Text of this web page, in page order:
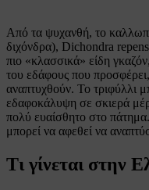
Από τα ψυχανθή, το
διχόνδρα), Dichondra
πιο «κλασσικά» είδη
του εδάφους που
αναπτυχθούν. Το τριφύλλι
εδαφοκάλυψη σε σκιερά
πολύ ευαίσθητο στο
μπορεί να αφεθεί να
Τι γίνεται στην